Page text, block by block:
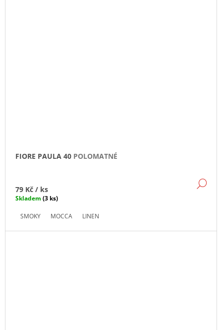
FIORE PAULA 40 POLOMATNÉ
79 Kč / ks
Skladem (3 ks)
SMOKY MOCCA LINEN